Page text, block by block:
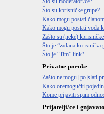
Što su moderatori/ce?
Što su korisničke grupe?
Kako mogu postati
Kako mogu postati vođa
Zašto su (neke)
Što je “zadana korisnička
Što je “Tim” link?
Privatne poruke
Zašto ne mogu [po]slati
Kako onemogućiti
Kome prijaviti spam
Prijatelji/ce i